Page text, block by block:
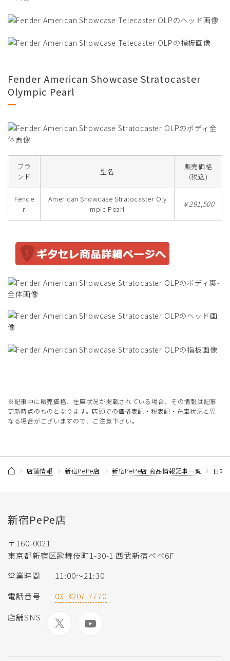
Fender American Showcase Stratocaster
Olympic Pearl
ブラ
ンド
型名
販売価格
(税込)
Fende
r
American Showcase Stratocaster Oly
mpic Pearl
￥291,500
※記事中に販売価格、在庫状況が掲載されている場合、その情報は記事
更新時点のものとなります。店頭での価格表記・税表記・在庫状況と異
なる場合がございますので、ご注意下さい。
店舗情報 新宿PePe店 新宿PePe店 商品情報記事一覧 日本
新宿PePe店
〒160-0021
東京都新宿区歌舞伎町1-30-1 西武新宿ペペ6F
営業時間
11:00～21:30
電話番号
03-3207-7770
店舗SNS